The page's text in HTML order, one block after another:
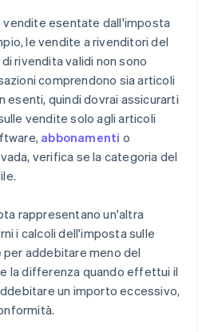
vendite esentate dall'imposta
le vendite a rivenditori del
rivendita validi non sono
comprendono sia articoli
esenti, quindi dovrai assicurarti
vendite solo agli articoli
abbonamenti o
verifica se la categoria del
rappresentano un'altra
i calcoli dell'imposta sulle
addebitare meno del
la differenza quando effettui il
un importo eccessivo,